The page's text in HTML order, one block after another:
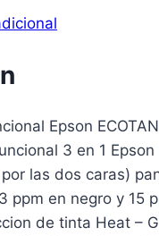
Epson
3 en 1 Epson
las dos caras)
ppm en negro y 15
de tinta Heat –